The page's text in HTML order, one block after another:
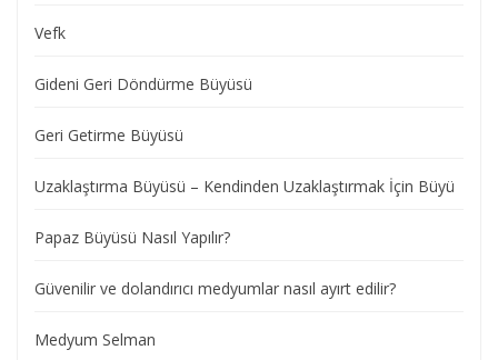
Vefk
Gideni Geri Döndürme Büyüsü
Geri Getirme Büyüsü
Uzaklaştırma Büyüsü – Kendinden Uzaklaştırmak İçin Büyü
Papaz Büyüsü Nasıl Yapılır?
Güvenilir ve dolandırıcı medyumlar nasıl ayırt edilir?
Medyum Selman